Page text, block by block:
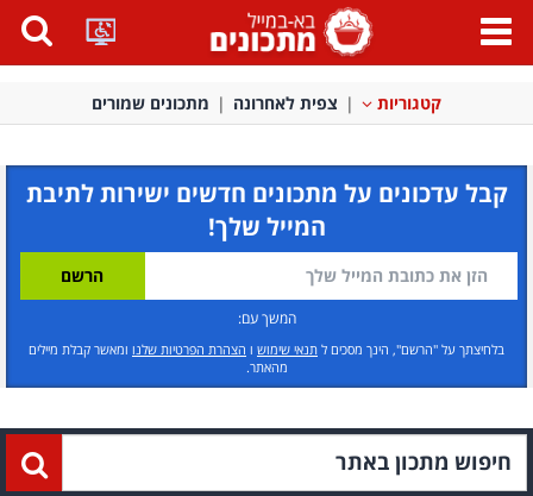
פתח
תפריט
קטגוריות צפית לאחרונה מתכונים שמורים
קבל עדכונים על מתכונים חדשים ישירות לתיבת
המייל שלך!
המשך עם:
בלחיצתך על "הרשם", הינך מסכים ל תנאי שימוש ו הצהרת הפרטיות שלנו ומאשר קבלת מיילים
מהאתר.